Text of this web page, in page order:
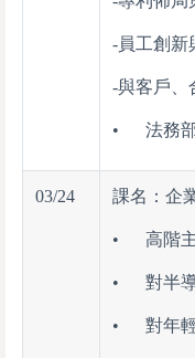
-員工創新
-與客戶、
• 法務部
03/24 課名：企
• 高階主
• 對半導
• 對年輕